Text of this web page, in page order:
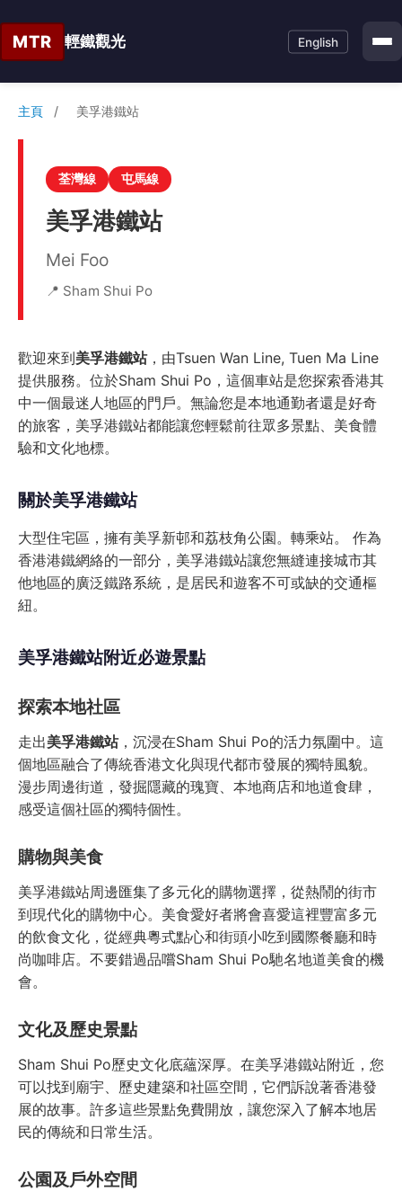
MTR 輕鐵觀光 English
主頁 / 美孚港鐵站
荃灣線 屯馬線
美孚港鐵站
Mei Foo
📍 Sham Shui Po
歡迎來到美孚港鐵站，由Tsuen Wan Line, Tuen Ma Line
提供服務。位於Sham Shui Po，這個車站是您探索香港其
中一個最迷人地區的門戶。無論您是本地通勤者還是好奇
的旅客，美孚港鐵站都能讓您輕鬆前往眾多景點、美食體
驗和文化地標。
關於美孚港鐵站
大型住宅區，擁有美孚新邨和荔枝角公園。轉乘站。 作為
香港港鐵網絡的一部分，美孚港鐵站讓您無縫連接城市其
他地區的廣泛鐵路系統，是居民和遊客不可或缺的交通樞
紐。
美孚港鐵站附近必遊景點
探索本地社區
走出美孚港鐵站，沉浸在Sham Shui Po的活力氛圍中。這
個地區融合了傳統香港文化與現代都市發展的獨特風貌。
漫步周邊街道，發掘隱藏的瑰寶、本地商店和地道食肆，
感受這個社區的獨特個性。
購物與美食
美孚港鐵站周邊匯集了多元化的購物選擇，從熱鬧的街市
到現代化的購物中心。美食愛好者將會喜愛這裡豐富多元
的飲食文化，從經典粵式點心和街頭小吃到國際餐廳和時
尚咖啡店。不要錯過品嚐Sham Shui Po馳名地道美食的機
會。
文化及歷史景點
Sham Shui Po歷史文化底蘊深厚。在美孚港鐵站附近，您
可以找到廟宇、歷史建築和社區空間，它們訴說著香港發
展的故事。許多這些景點免費開放，讓您深入了解本地居
民的傳統和日常生活。
公園及戶外空間